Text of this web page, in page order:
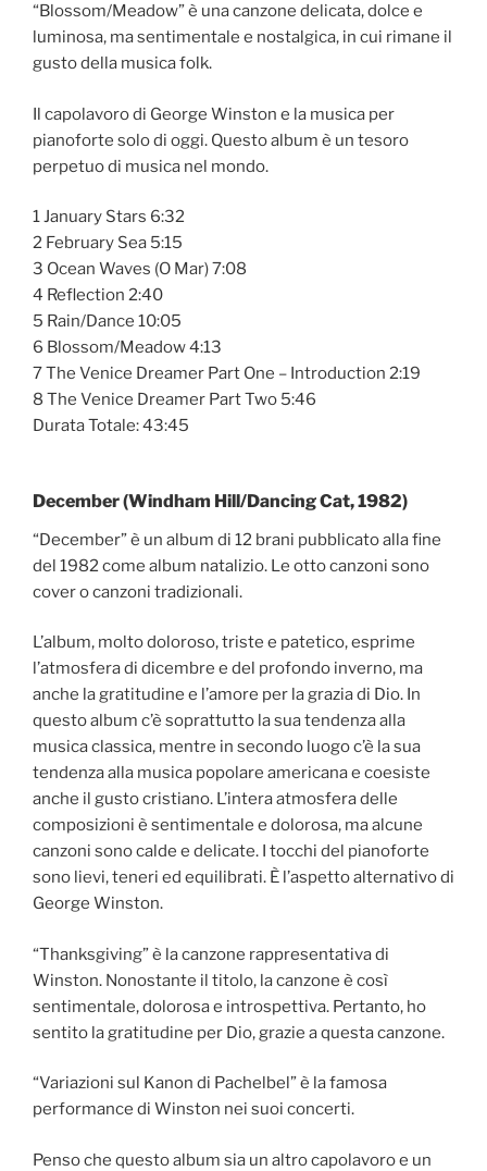
“Blossom/Meadow” è una canzone delicata, dolce e
luminosa, ma sentimentale e nostalgica, in cui rimane il
gusto della musica folk.
Il capolavoro di George Winston e la musica per
pianoforte solo di oggi. Questo album è un tesoro
perpetuo di musica nel mondo.
1 January Stars 6:32
2 February Sea 5:15
3 Ocean Waves (O Mar) 7:08
4 Reflection 2:40
5 Rain/Dance 10:05
6 Blossom/Meadow 4:13
7 The Venice Dreamer Part One – Introduction 2:19
8 The Venice Dreamer Part Two 5:46
Durata Totale: 43:45
December (Windham Hill/Dancing Cat, 1982)
“December” è un album di 12 brani pubblicato alla fine
del 1982 come album natalizio. Le otto canzoni sono
cover o canzoni tradizionali.
L’album, molto doloroso, triste e patetico, esprime
l’atmosfera di dicembre e del profondo inverno, ma
anche la gratitudine e l’amore per la grazia di Dio. In
questo album c’è soprattutto la sua tendenza alla
musica classica, mentre in secondo luogo c’è la sua
tendenza alla musica popolare americana e coesiste
anche il gusto cristiano. L’intera atmosfera delle
composizioni è sentimentale e dolorosa, ma alcune
canzoni sono calde e delicate. I tocchi del pianoforte
sono lievi, teneri ed equilibrati. È l’aspetto alternativo di
George Winston.
“Thanksgiving” è la canzone rappresentativa di
Winston. Nonostante il titolo, la canzone è così
sentimentale, dolorosa e introspettiva. Pertanto, ho
sentito la gratitudine per Dio, grazie a questa canzone.
“Variazioni sul Kanon di Pachelbel” è la famosa
performance di Winston nei suoi concerti.
Penso che questo album sia un altro capolavoro e un